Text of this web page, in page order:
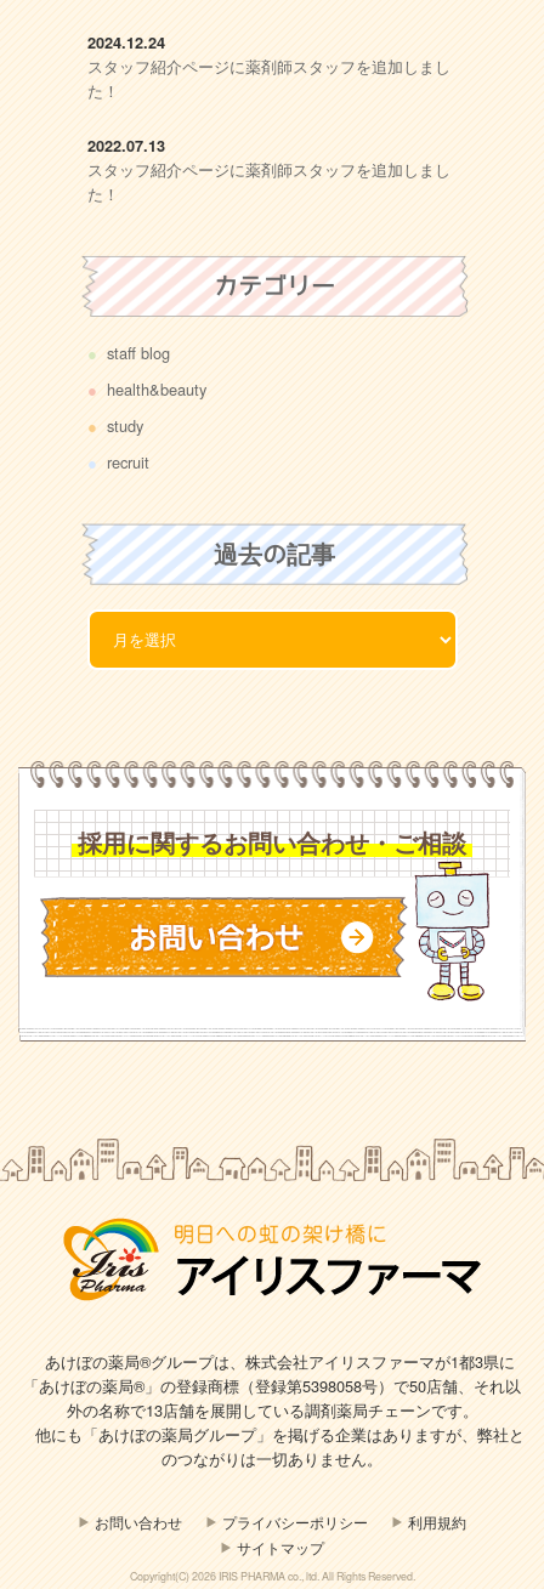
2024.12.24
スタッフ紹介ページに薬剤師スタッフを追加しまし
た！
2022.07.13
スタッフ紹介ページに薬剤師スタッフを追加しまし
た！
カテゴリー
staff blog
health&beauty
study
recruit
過去の記事
採用に関するお問い合わせ・ご相談
あけぼの薬局®グループは、株式会社アイリスファーマが1都3県に
「あけぼの薬局®」の登録商標（登録第5398058号）で50店舗、それ以
外の名称で13店舗を展開している調剤薬局チェーンです。
他にも「あけぼの薬局グループ」を掲げる企業はありますが、弊社と
のつながりは一切ありません。
お問い合わせ プライバシーポリシー
利用規約
サイトマップ
Copyright(C) 2026 IRIS PHARMA co., ltd. All Rights Reserved.